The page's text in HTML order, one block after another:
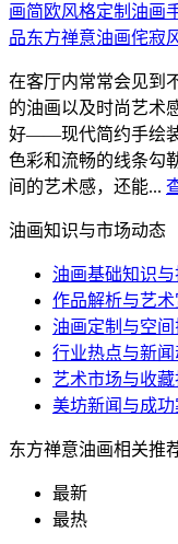
画简欧风格定制油画
品东方禅意油画侘寂
在客厅内常常会见到
的油画以及时尚艺术
好——现代简约手绘
色彩和流畅的线条勾
间的艺术感，还能...
油画知识与市场动态
油画基础知识与
作品解析与艺
油画定制与空
行业热点与新
艺术市场与收藏
美坊新闻与成功
东方禅意油画相关推
最新
最热